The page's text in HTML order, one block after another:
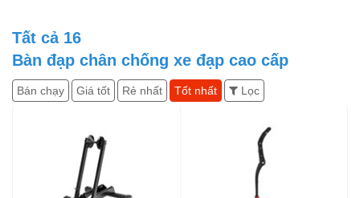
Tất cả 16
Bàn đạp chân chống xe đạp cao cấp
Bán chạy Giá tốt Rẻ nhất Tốt nhất Lọc